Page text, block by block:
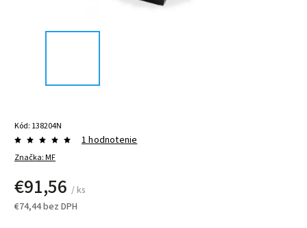
Kód: 138204N
Značka:MF
1 hodnotenie
€91,56 / ks
€74,44 bez DPH